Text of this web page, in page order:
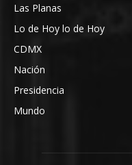
Las Planas
Lo de Hoy lo de Hoy
CDMX
Nación
Presidencia
Mundo